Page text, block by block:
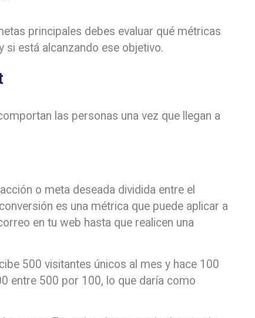
principales debes evaluar qué métricas
si está alcanzando ese objetivo.
las personas una vez que llegan a
o meta deseada dividida entre el
es una métrica que puede aplicar a
en tu web hasta que realicen una
500 visitantes únicos al mes y hace 100
entre 500 por 100, lo que daría como